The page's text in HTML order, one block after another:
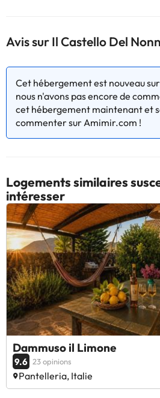
Avis sur Il Castello Del
Cet hébergement est nouveau
nous n'avons pas encore de
cet hébergement maintenant et
commenter sur Amimir.com !
Logements similaires
intéresser
Dammuso il Limone
9.6 23 opinions
Pantelleria, Italie